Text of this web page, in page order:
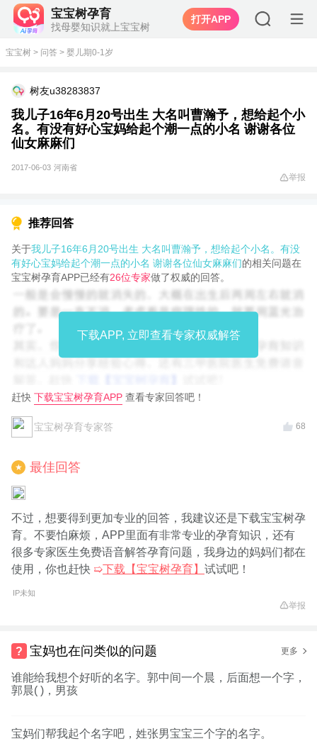
宝宝树孕育
找母婴知识就上宝宝树
打开APP
宝宝树 > 问答 > 婴儿期0-1岁
树友u38283837
我儿子16年6月20号出生 大名叫曹瀚予，想给起个小
名。有没有好心宝妈给起个潮一点的小名 谢谢各位
仙女麻麻们
2017-06-03 河南省
举报
推荐回答
关于我儿子16年6月20号出生 大名叫曹瀚予，想给起个小名。有没
有好心宝妈给起个潮一点的小名 谢谢各位仙女麻麻们的相关问题在
宝宝树孕育APP已经有26位专家做了权威的回答。
下载APP, 立即查看专家权威解答
赶快 下载宝宝树孕育APP 查看专家回答吧！
宝宝树孕育专家答 68
★ 最佳回答
不过，想要得到更加专业的回答，我建议还是下载宝宝树孕
育。不要怕麻烦，APP里面有非常专业的孕育知识，还有
很多专家医生免费语音解答孕育问题，我身边的妈妈们都在
使用，你也赶快 ➯下载【宝宝树孕育】 试试吧！
IP未知
举报
宝妈也在问类似的问题 更多
谁能给我想个好听的名字。郭中间一个晨，后面想一个字，
郭晨( )，男孩
宝妈们帮我起个名字吧，姓张男宝宝三个字的名字。